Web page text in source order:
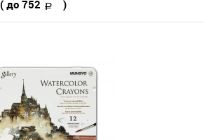
( до 752 )
В наличии
Земля Серые